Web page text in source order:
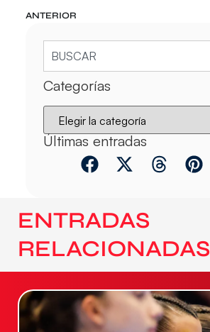
ANTERIOR
Categorías
Últimas entradas
ENTRADAS
RELACIONADAS